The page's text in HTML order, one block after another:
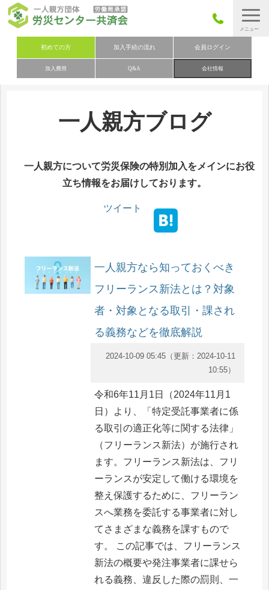
初めての方 加入手続の流れ 会員ログイン
加入費用 Q&A 会社情報
労災保険とは
労災保険の取りまとめ
加入費用
会社概要
お問い合わせ
会員メニュー
一人親方ブログ
一人親方について労災保険の特別加入をメインにお役
立ち情報をお届けしております。
ツイート
一人親方なら知っておくべき
フリーランス新法とは？対象
者・対象となる取引・課され
る義務などを徹底解説
2024-10-09 05:45（更新： 2024-10-11
10:55）
令和6年11月1日（2024年11月1
日）より、「特定受託事業者に係
る取引の適正化等に関する法律」
（フリーランス新法）が施行され
ます。フリーランス新法は、フリ
ーランスが安定して働ける環境を
整え保護するために、フリーラン
スへ業務を委託する事業者に対し
てさまざまな義務を課すもので
す。 この記事では、フリーランス
新法の概要や発注事業者に課せら
れる義務、違反した際の罰則、一